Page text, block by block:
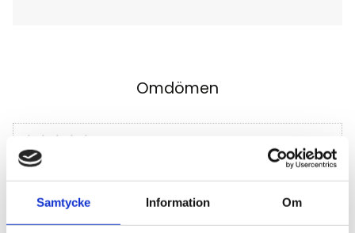
Samtycke Information Om
Omdömen
Klicka på en stjärna för att sätta ditt betyg